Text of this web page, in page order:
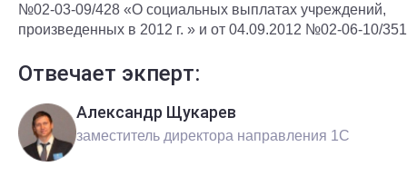
№02-03-09/428 «О социальных выплатах учреждений,
произведенных в 2012 г. » и от 04.09.2012 №02-06-10/
Отвечает экперт:
Александр Щукарев
заместитель директора направления 1С